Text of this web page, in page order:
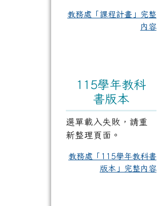
教務處「課程計畫」完整
內容
115學年教科
書版本
選單載入失敗，請重
新整理頁面。
教務處「115學年教科書
版本」完整內容